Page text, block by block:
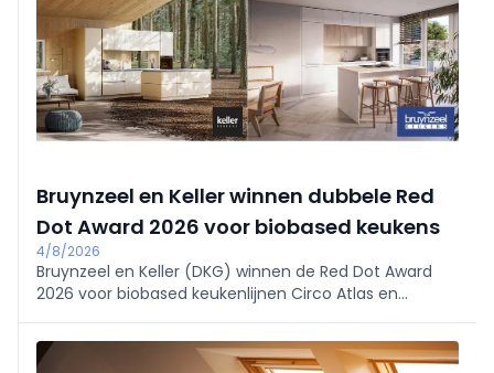
Bruynzeel en Keller winnen dubbele Red
Dot Award 2026 voor biobased keukens
4/8/2026
Bruynzeel en Keller (DKG) winnen de Red Dot Award
2026 voor biobased keukenlijnen Circo Atlas en
Onafhankelijke erkenning van DKG’s duurzame,
schaalbare en betaalbare innovatie.